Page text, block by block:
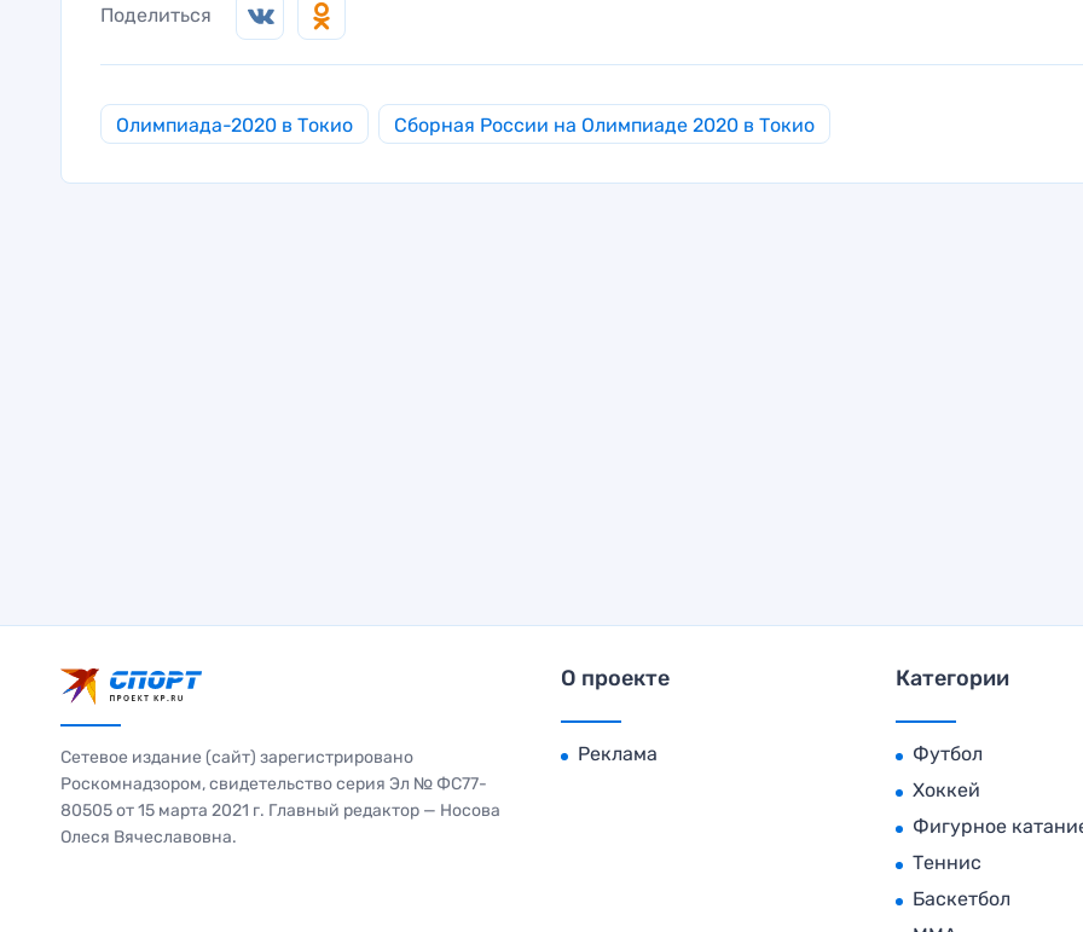
Поделиться
Олимпиада-2020 в Токио Сборная России на Олимпиаде 2020 в Токио
Сетевое издание (сайт) зарегистрировано
Роскомнадзором, свидетельство серия Эл № ФС77-
80505 от 15 марта 2021 г. Главный редактор — Носова
Олеся Вячеславовна.
О проекте
Реклама
Категории
Футбол
Хоккей
Фигурное
Теннис
Баскетбол